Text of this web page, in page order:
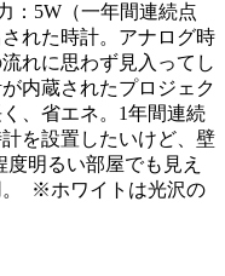
：5W（一年間連続点
れた時計。アナログ時
れに思わず見入ってし
内蔵されたプロジェク
、省エネ。1年間連続
を設置したいけど、壁
明るい部屋でも見え
。 ※ホワイトは光沢の